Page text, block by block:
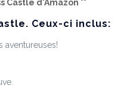
Castle d'Amazon **
Ceux-ci inclus:
aventureuses!